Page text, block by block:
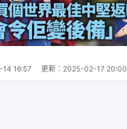
16:57 更新： 2025-02-17 20:00